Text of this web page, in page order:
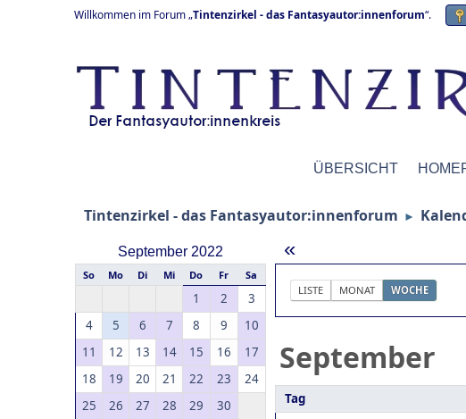
Willkommen im Forum „Tintenzirkel - das Fantasyautor:innenforum“.
ÜBERSICHT
Tintenzirkel - das Fantasyautor:innenforum ►
September 2022
So Mo Di Mi Do Fr Sa
1 2
3
4
5 6 7 8 9
10
11
12 13 14 15 16
17
18
19 20 21 22 23
24
25
26 27 28 29 30
«
LISTE MONAT WOCHE
September
Tag